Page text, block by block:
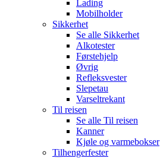
Lading
Mobilholder
Sikkerhet
Se alle Sikkerhet
Alkotester
Førstehjelp
Øvrig
Refleksvester
Slepetau
Varseltrekant
Til reisen
Se alle Til reisen
Kanner
Kjøle og varmebokser
Tilhengerfester